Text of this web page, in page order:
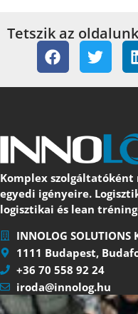
Tetszik az
Komplex
egyedi igényeire.
logisztikai és lean
INNOLOG SOLUTIONS
1111 Budapest,
+36 70 558 92 24
iroda@innolog.hu